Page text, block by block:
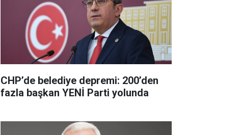
CHP’de belediye depremi: 200’den
fazla başkan YENİ Parti yolunda